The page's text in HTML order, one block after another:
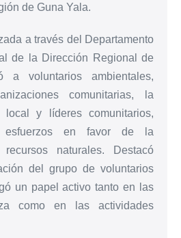
de Guna Yala.
a través del Departamento
de la Dirección Regional de
a voluntarios ambientales,
comunitarias, la
y líderes comunitarios,
esfuerzos en favor de la
naturales. Destacó
del grupo de voluntarios
un papel activo tanto en las
como en las actividades